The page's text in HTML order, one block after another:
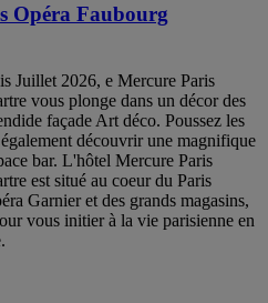
Opéra Faubourg
Juillet 2026, e Mercure Paris
vous plonge dans un décor des
façade Art déco. Poussez les
découvrir une magnifique
bar. L'hôtel Mercure Paris
est situé au coeur du Paris
Garnier et des grands magasins,
vous initier à la vie parisienne en